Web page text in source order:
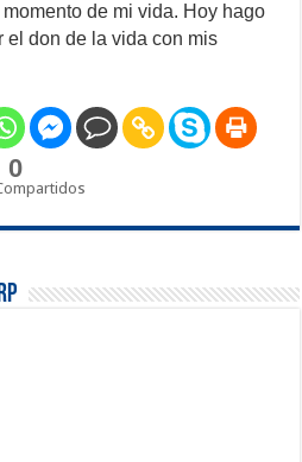
de mi vida. Hoy hago
el don de la vida con mis
0